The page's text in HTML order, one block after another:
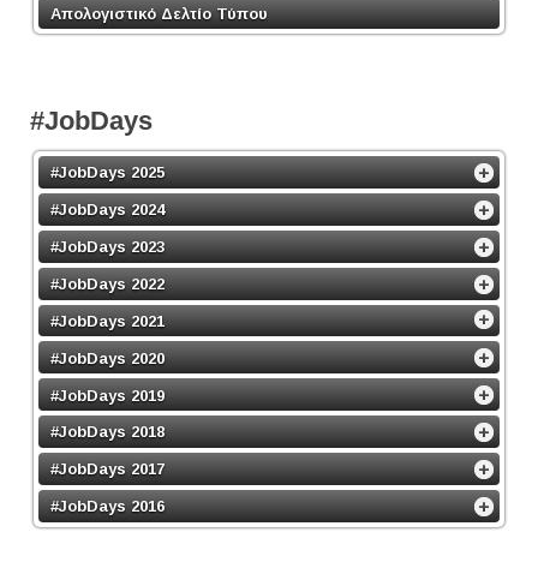
Απολογιστικό Δελτίο Τύπου
#JobDays
#JobDays 2025
#JobDays 2024
#JobDays 2023
#JobDays 2022
#JobDays 2021
#JobDays 2020
#JobDays 2019
#JobDays 2018
#JobDays 2017
#JobDays 2016